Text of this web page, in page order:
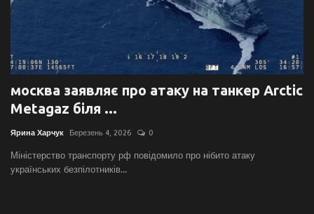
москва заявляє про атаку на танкер Arctic
Metagaz біля ...
Ярина Харчук Березень 4, 2026 0
Міністерство транспорту рф повідомило про нібито атаку
українських безпілотників...